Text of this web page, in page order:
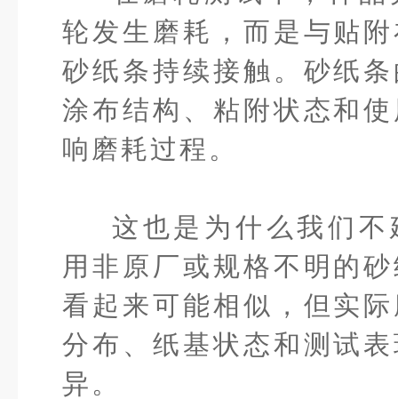
轮发生磨耗，而是与贴
砂纸条持续接触。砂纸
涂布结构、粘附状态和
响磨耗过程。
这也是为什么我们
用非原厂或规格不明的
看起来可能相似，但实
分布、纸基状态和测试
异。